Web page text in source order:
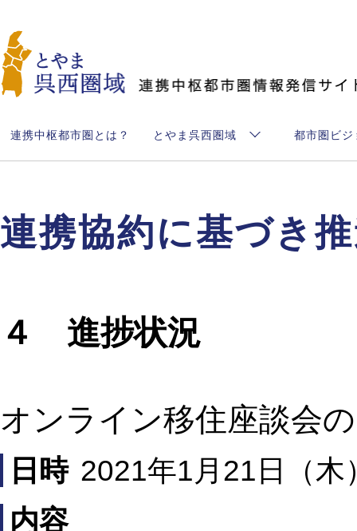
連携中枢都市圏とは？ とやま呉西圏域 都市圏ビジ
連携協約に基づき
４ 進捗状況
オンライン移住座談会
日時 2021年1月21日（
内容